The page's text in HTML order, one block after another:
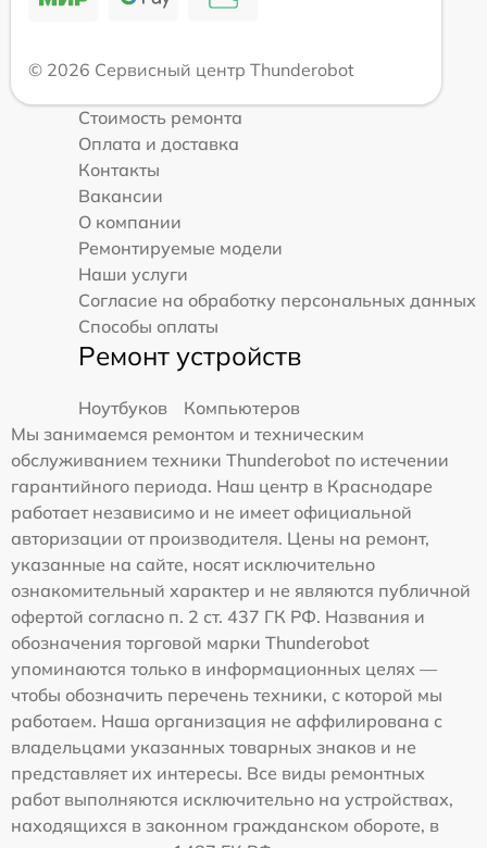
© 2026 Сервисный центр Thunderobot
Стоимость ремонта
Оплата и доставка
Контакты
Вакансии
О компании
Ремонтируемые модели
Наши услуги
Согласие на обработку персональных данных
Способы оплаты
Ремонт устройств
Ноутбуков
Компьютеров
Мы занимаемся ремонтом и техническим
обслуживанием техники Thunderobot по истечении
гарантийного периода. Наш центр в Краснодаре
работает независимо и не имеет официальной
авторизации от производителя. Цены на ремонт,
указанные на сайте, носят исключительно
ознакомительный характер и не являются публичной
офертой согласно п. 2 ст. 437 ГК РФ. Названия и
обозначения торговой марки Thunderobot
упоминаются только в информационных целях —
чтобы обозначить перечень техники, с которой мы
работаем. Наша организация не аффилирована с
владельцами указанных товарных знаков и не
представляет их интересы. Все виды ремонтных
работ выполняются исключительно на устройствах,
находящихся в законном гражданском обороте, в